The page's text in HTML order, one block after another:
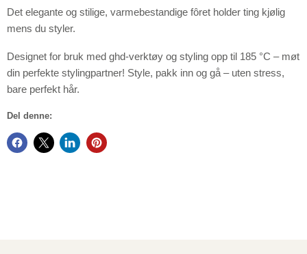
Det elegante og stilige, varmebestandige fôret holder ting kjølig
mens du styler.
Designet for bruk med ghd-verktøy og styling opp til 185 °C – møt
din perfekte stylingpartner! Style, pakk inn og gå – uten stress,
bare perfekt hår.
Del denne: